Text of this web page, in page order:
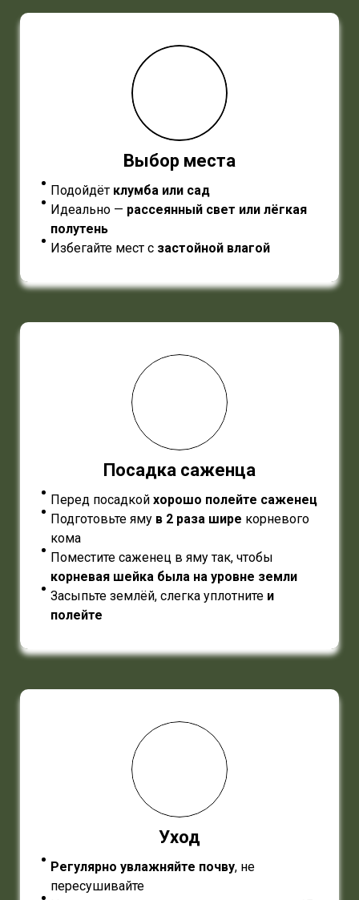
Выбор места
Подойдёт клумба или сад
Идеально — рассеянный свет или лёгкая
полутень
Избегайте мест с застойной влагой
Посадка саженца
Перед посадкой хорошо полейте саженец
Подготовьте яму в 2 раза шире корневого
кома
Поместите саженец в яму так, чтобы
корневая шейка была на уровне земли
Засыпьте землёй, слегка уплотните и
полейте
Уход
Регулярно увлажняйте почву, не
пересушивайте